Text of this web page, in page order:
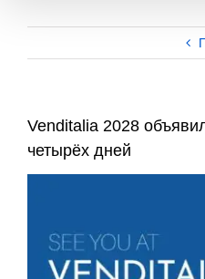
Venditalia 2028
четырёх дней